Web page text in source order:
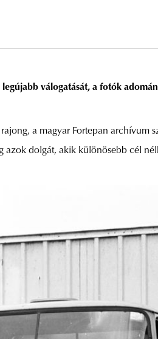
válogatását, a fotók
a magyar Fortepan
azok dolgát, akik különösebb cél